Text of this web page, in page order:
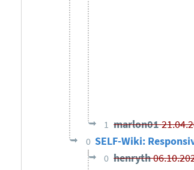
1 marlon01
0 SELF-Wiki:
0 henryth